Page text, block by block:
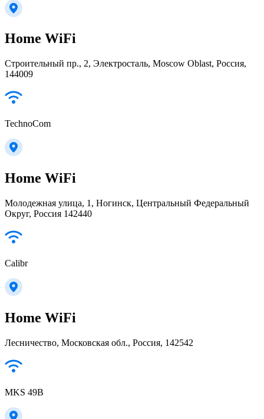
Home WiFi
Строительный пр., 2, Электросталь, Moscow Oblast, Россия,
144009
TechnoCom
Home WiFi
Молодежная улица, 1, Ногинск, Центральный Федеральный
Округ, Россия 142440
Calibr
Home WiFi
Лесничество, Московская обл., Россия, 142542
MKS 49B